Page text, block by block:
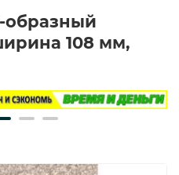
образный
108 мм,